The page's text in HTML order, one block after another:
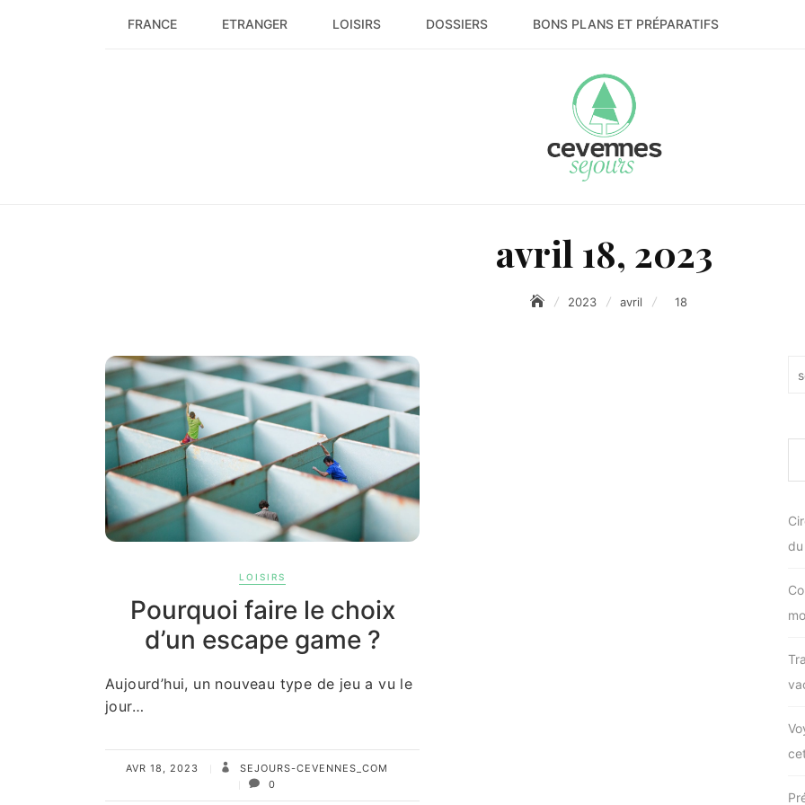
FRANCE ETRANGER LOISIRS DOSSIERS BONS PLANS ET PRÉPARATIFS
avril 18, 2023
2023 avril 18
LOISIRS
Pourquoi faire le choix
d’un escape game ?
Aujourd’hui, un nouveau type de jeu a vu le
jour…
AVR 18, 2023
SEJOURS-CEVENNES_COM
0